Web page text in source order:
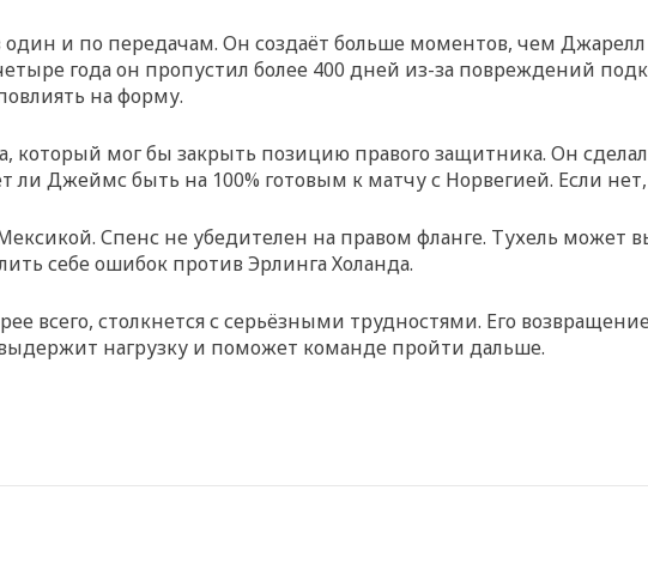
и по передачам. Он создаёт больше моментов, чем Джарелл
года он пропустил более 400 дней из-за повреждений
на форму.
который мог бы закрыть позицию правого защитника. Он
ли Джеймс быть на 100% готовым к матчу с Норвегией. Если
Спенс не убедителен на правом фланге. Тухель может
себе ошибок против Эрлинга Холанда.
всего, столкнется с серьёзными трудностями. Его
нагрузку и поможет команде пройти дальше.